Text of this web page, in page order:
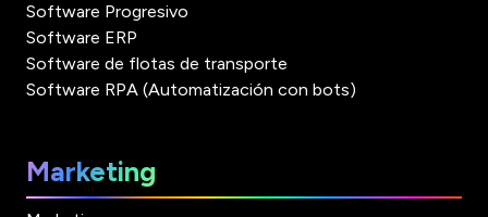
Software Progresivo
Software ERP
Software de flotas de transporte
Software RPA (Automatización con bots)
Marketing